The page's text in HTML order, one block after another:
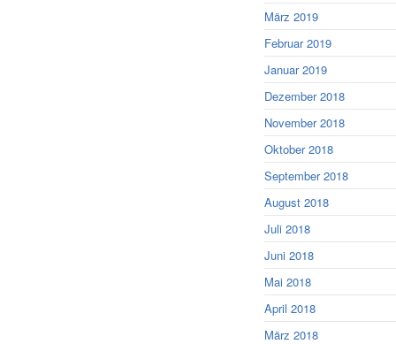
März 2019
Februar 2019
Januar 2019
Dezember 2018
November 2018
Oktober 2018
September 2018
August 2018
Juli 2018
Juni 2018
Mai 2018
April 2018
März 2018